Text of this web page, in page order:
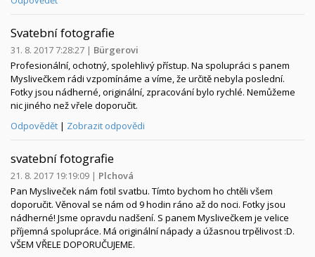
Svatební fotografie
31. 8. 2017 7:28:27 | Bürgerovi
Profesionální, ochotný, spolehlivý přístup. Na spolupráci s panem
Myslivečkem rádi vzpomínáme a víme, že určitě nebyla poslední.
Fotky jsou nádherné, originální, zpracování bylo rychlé. Nemůžeme
nic jiného než vřele doporučit.
Odpovědět | Zobrazit odpovědi
svatební fotografie
21. 8. 2017 19:19:09 | Plchová
Pan Mysliveček nám fotil svatbu. Tímto bychom ho chtěli všem
doporučit. Věnoval se nám od 9 hodin ráno až do noci. Fotky jsou
nádherné! Jsme opravdu nadšení. S panem Myslivečkem je velice
příjemná spolupráce. Má originální nápady a úžasnou trpělivost :D.
VŠEM VŘELE DOPORUČUJEME.